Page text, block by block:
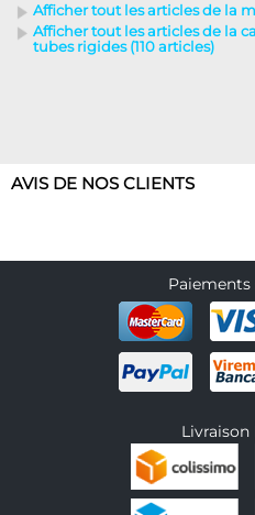
Afficher tout les articles de la
Afficher tout les articles de la
tubes rigides (110 articles)
AVIS DE NOS CLIENTS
Paiements
Livraison